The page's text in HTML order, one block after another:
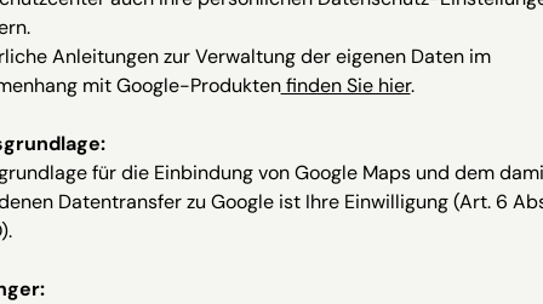
Anleitungen zur Verwaltung der eigenen Daten im
mit Google-Produktenfinden Sie hier.
für die Einbindung von Google Maps und dem
Datentransfer zu Google ist Ihre Einwilligung (Art. 6